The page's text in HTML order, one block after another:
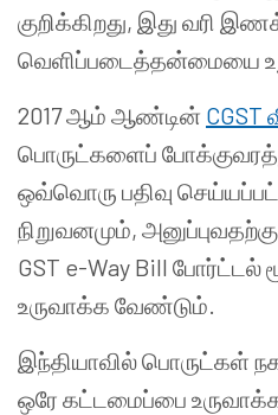
குறிக்கிறது, இது வரி
வெளிப்படைத்தன்மையை
2017 ஆம் ஆண்டின் CGST
பொருட்களைப்
ஒவ்வொரு பதிவு
நிறுவனமும்,
GST e-Way Bill போர்ட்டல்
உருவாக்க வேண்டும்.
இந்தியாவில் பொருட்கள்
ஒரே கட்டமைப்பை